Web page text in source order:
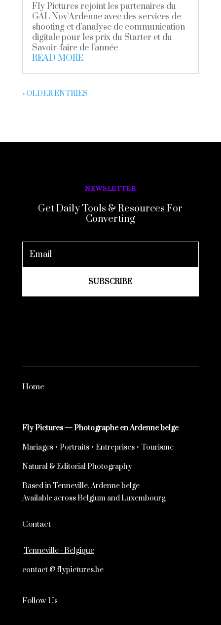
Fly Pictures rejoint les partenaires du
GAL Nov’Ardenne avec des services de
shooting et d’analyse de communication
digitale pour les prix du Starter et du
Savoir-faire de l’année
READ MORE
« OLDER ENTRIES
NEWSLETTER
Get Daily Tools & Resources For
Converting
SUBSCRIBE
Home
Fly Pictures — Photographe en Ardenne belge
Mariages • Portraits • Entreprises • Tourisme
Natural & Editorial Photography
Based in Tenneville, Ardenne belge
Available across Belgium and Luxembourg
Contact
Tenneville - Belgique
contact @ flypictures.be
Follow Us